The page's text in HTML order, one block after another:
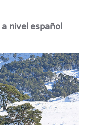
nivel español